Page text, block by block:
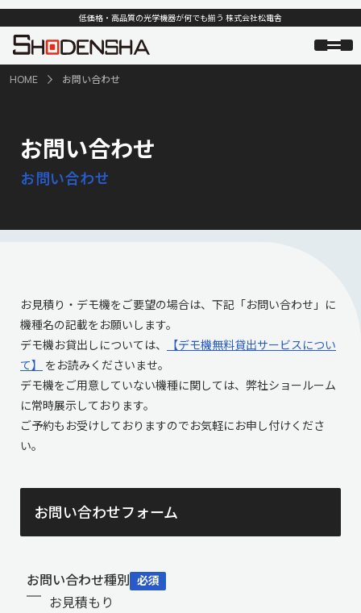
低価格・高品質の光学機器が何でも揃う 株式会社松電舎
HOME お問い合わせ
お問い合わせ
お問い合わせ
お見積り・デモ機をご要望の場合は、下記「お問い合わせ」に
機種名の記載をお願いします。
デモ機お貸出しについては、
【デモ機無料貸出サービスについ
て】
をお読みくださいませ。
デモ機をご用意していない機種に関しては、弊社ショールーム
に常時展示しております。
ご予約もお受けしておりますのでお気軽にお申し付けくださ
い。
お問い合わせフォーム
お問い合わせ種別 必須
お見積もり